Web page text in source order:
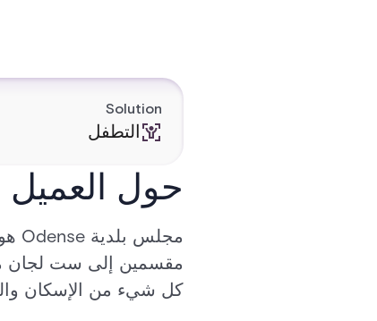
Solution
التطفل
حول العميل
مقسمين إلى ست لجان
كل شيء من الإسكان